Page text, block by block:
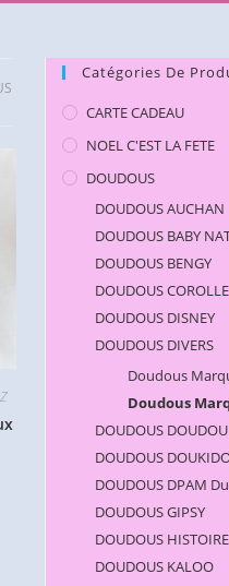
Catégories De
CARTE CADEAU
NOEL C'EST LA FETE
DOUDOUS
DOUDOUS AUCHAN
DOUDOUS BABY
DOUDOUS BENGY
DOUDOUS COROLLE
DOUDOUS DISNEY
DOUDOUS DIVERS
Doudous
Doudous
DOUDOUS
DOUDOUS
DOUDOUS DPAM
DOUDOUS GIPSY
DOUDOUS
DOUDOUS KALOO